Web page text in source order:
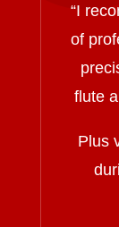
“I
of
flute
Plus